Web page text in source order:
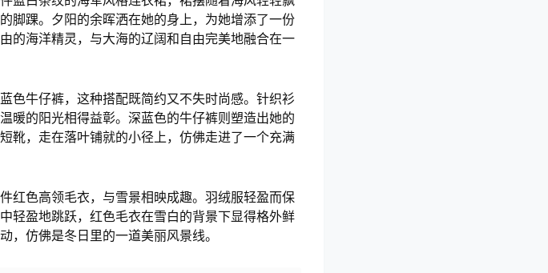
脚踝。夕阳的余晖洒在她的身上，为她增添了一份
的海洋精灵，与大海的辽阔和自由完美地融合在一
色牛仔裤，这种搭配既简约又不失时尚感。针织衫
暖的阳光相得益彰。深蓝色的牛仔裤则塑造出她的
靴，走在落叶铺就的小径上，仿佛走进了一个充满
红色高领毛衣，与雪景相映成趣。羽绒服轻盈而保
轻盈地跳跃，红色毛衣在雪白的背景下显得格外鲜
，仿佛是冬日里的一道美丽风景线。